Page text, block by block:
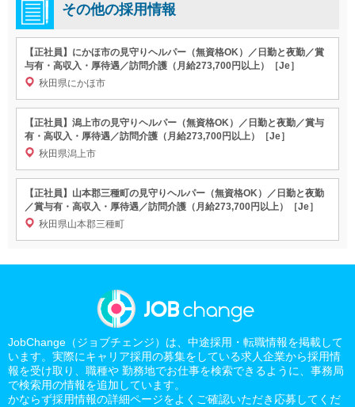
その他の採用情報
【正社員】にかほ市の見守りヘルパー（無資格OK）／日勤と夜勤／賞
与有・高収入・厚待遇／訪問介護（月給273,700円以上）［Je］
秋田県にかほ市
【正社員】潟上市の見守りヘルパー（無資格OK）／日勤と夜勤／賞与
有・高収入・厚待遇／訪問介護（月給273,700円以上）［Je］
秋田県潟上市
【正社員】山本郡三種町の見守りヘルパー（無資格OK）／日勤と夜勤
／賞与有・高収入・厚待遇／訪問介護（月給273,700円以上）［Je］
秋田県山本郡三種町
JobChange（ジョブチェンジ）は、中途採用・転職情報を掲載して
います。実際にキャリア採用の募集をしている求人企業から採用情
報を受け取り、職種や 勤務地でお仕事を検索できるように、事務局
で検索用の情報を追加しています。
かならず採用情報の詳細ページをよくご確認いただき応募してくだ